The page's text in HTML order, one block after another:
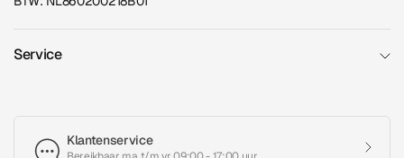
Service
Klantenservice